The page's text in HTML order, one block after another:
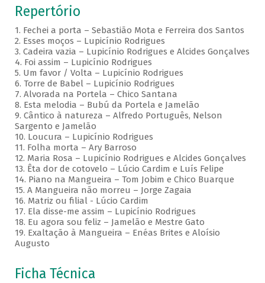
Repertório
1. Fechei a porta – Sebastião Mota e Ferreira dos Santos
2. Esses moços – Lupicínio Rodrigues
3. Cadeira vazia – Lupicínio Rodrigues e Alcides Gonçalves
4. Foi assim – Lupicínio Rodrigues
5. Um favor / Volta – Lupicínio Rodrigues
6. Torre de Babel – Lupicínio Rodrigues
7. Alvorada na Portela – Chico Santana
8. Esta melodia – Bubú da Portela e Jamelão
9. Cântico à natureza – Alfredo Português, Nelson
Sargento e Jamelão
10. Loucura – Lupicínio Rodrigues
11. Folha morta – Ary Barroso
12. Maria Rosa – Lupicínio Rodrigues e Alcides Gonçalves
13. Êta dor de cotovelo – Lúcio Cardim e Luís Felipe
14. Piano na Mangueira – Tom Jobim e Chico Buarque
15. A Mangueira não morreu – Jorge Zagaia
16. Matriz ou filial - Lúcio Cardim
17. Ela disse-me assim – Lupicínio Rodrigues
18. Eu agora sou feliz – Jamelão e Mestre Gato
19. Exaltação à Mangueira – Enéas Brites e Aloísio
Augusto
Ficha Técnica